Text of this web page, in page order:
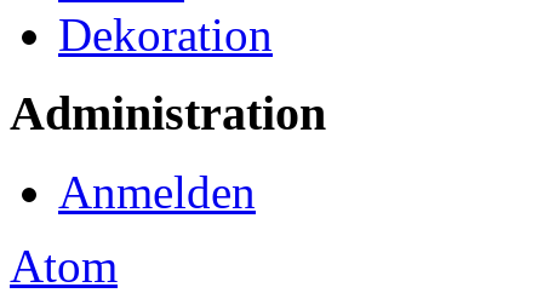
Dekoration
Administration
Anmelden
Atom